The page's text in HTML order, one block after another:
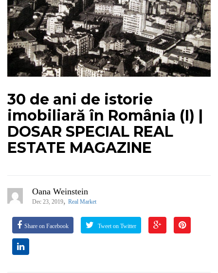
30 de ani de istorie
imobiliară în România (I) |
DOSAR SPECIAL REAL
ESTATE MAGAZINE
Oana Weinstein
Dec 23, 2019, Real Market
Share on Facebook Tweet on Twitter